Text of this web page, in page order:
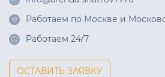
Работаем по Москве и
Работаем 24/7
ОСТАВИТЬ ЗАЯВКУ